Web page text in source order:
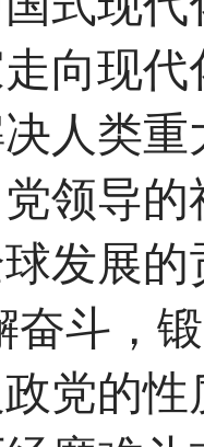
向现
人类
领导
发展
奋斗，
党的